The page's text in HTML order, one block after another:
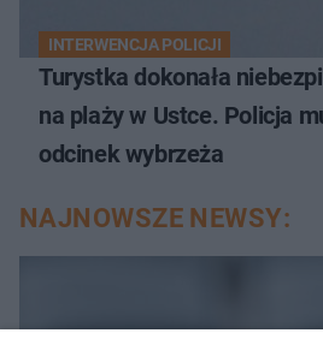
INTERWENCJA POLICJI
Turystka dokonała
na plaży w Ustce. Policja
odcinek wybrzeża
NAJNOWSZE NEWSY: